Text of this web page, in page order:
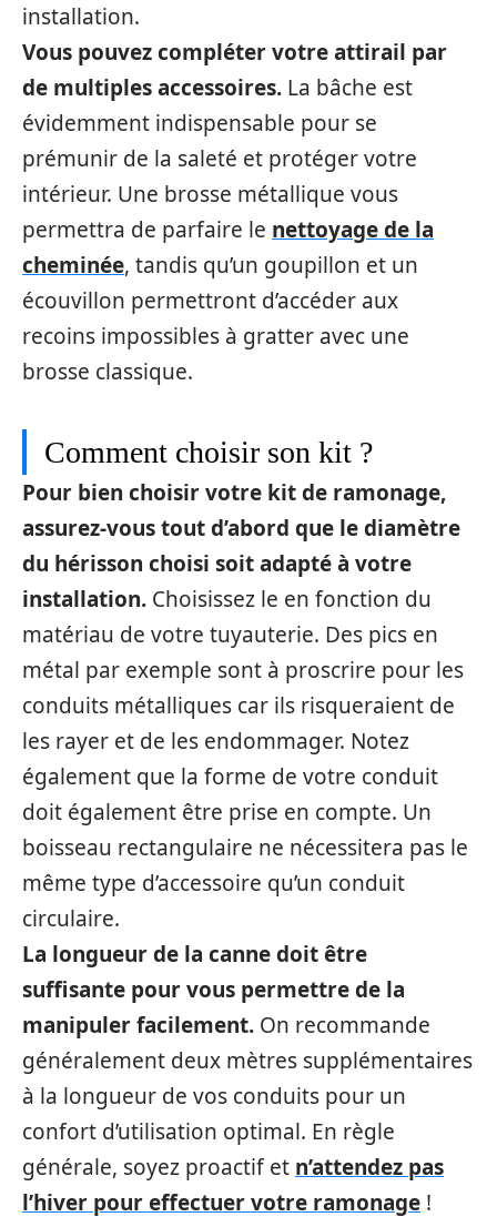
installation.
Vous pouvez compléter votre attirail par
de multiples accessoires. La bâche est
évidemment indispensable pour se
prémunir de la saleté et protéger votre
intérieur. Une brosse métallique vous
permettra de parfaire le nettoyage de la
cheminée, tandis qu’un goupillon et un
écouvillon permettront d’accéder aux
recoins impossibles à gratter avec une
brosse classique.
Comment choisir son kit ?
Pour bien choisir votre kit de ramonage,
assurez-vous tout d’abord que le diamètre
du hérisson choisi soit adapté à votre
installation. Choisissez le en fonction du
matériau de votre tuyauterie. Des pics en
métal par exemple sont à proscrire pour les
conduits métalliques car ils risqueraient de
les rayer et de les endommager. Notez
également que la forme de votre conduit
doit également être prise en compte. Un
boisseau rectangulaire ne nécessitera pas le
même type d’accessoire qu’un conduit
circulaire.
La longueur de la canne doit être
suffisante pour vous permettre de la
manipuler facilement. On recommande
généralement deux mètres supplémentaires
à la longueur de vos conduits pour un
confort d’utilisation optimal. En règle
générale, soyez proactif et n’attendez pas
l’hiver pour effectuer votre ramonage !